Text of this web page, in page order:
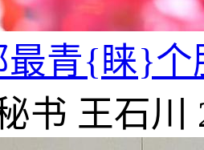
最青{睐}个
书 王石川